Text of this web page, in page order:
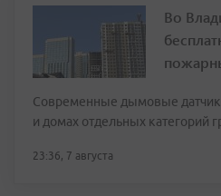
Во
Современные дымовые
и домах отдельных категорий
23:36, 7 августа